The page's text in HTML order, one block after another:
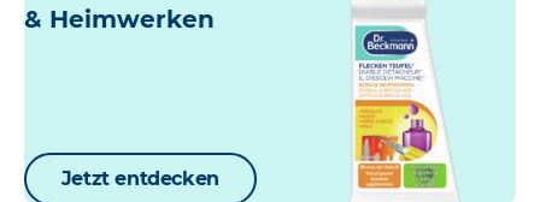
& Heimwerken
Jetzt entdecken